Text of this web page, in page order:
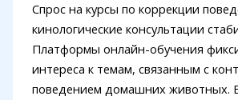
Спрос на курсы по коррекции
кинологические консультации
Платформы онлайн-обучения
интереса к темам, связанным с
поведением домашних животных.